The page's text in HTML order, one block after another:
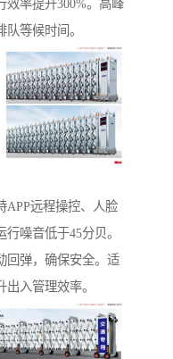
效率提升300%。高峰
等候时间。
APP远程操控、人脸
噪音低于45分贝。
回弹，确保安全。适
入管理效率。